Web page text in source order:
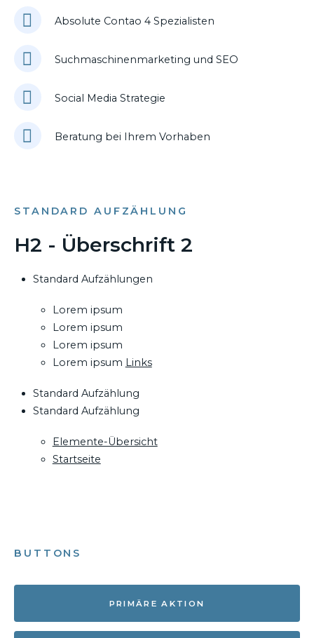
Absolute Contao 4 Spezialisten
Suchmaschinenmarketing und SEO
Social Media Strategie
Beratung bei Ihrem Vorhaben
STANDARD AUFZÄHLUNG
H2 - Überschrift 2
Standard Aufzählungen
Lorem ipsum
Lorem ipsum
Lorem ipsum
Lorem ipsum Links
Standard Aufzählung
Standard Aufzählung
Elemente-Übersicht
Startseite
BUTTONS
PRIMÄRE AKTION